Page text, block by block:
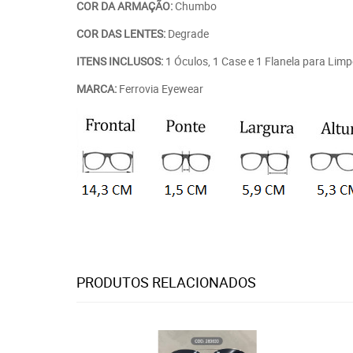
COR DA ARMAÇÃO:Chumbo
COR DAS LENTES: Degrade
ITENS INCLUSOS: 1 Óculos, 1 Case e 1 Flanela para
MARCA: Ferrovia Eyewear
PRODUTOS RELACIONADOS